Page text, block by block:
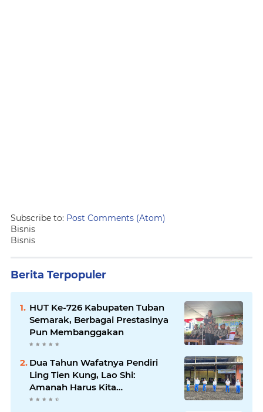
Subscribe to: Post Comments (Atom)
Bisnis
Bisnis
Berita Terpopuler
HUT Ke-726 Kabupaten Tuban
Semarak, Berbagai Prestasinya
Pun Membanggakan
Dua Tahun Wafatnya Pendiri
Ling Tien Kung, Lao Shi:
Amanah Harus Kita
Laksanakan!